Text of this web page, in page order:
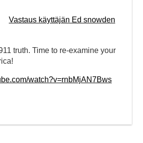
Vastaus käyttäjän Ed snowden
truth. Time to re-examine your
watch?v=rnbMjAN7Bws